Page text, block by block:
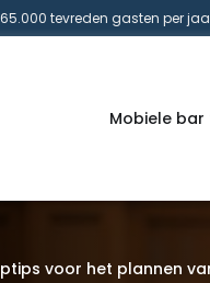
tevreden gasten per
Mobiele bar
voor het plannen